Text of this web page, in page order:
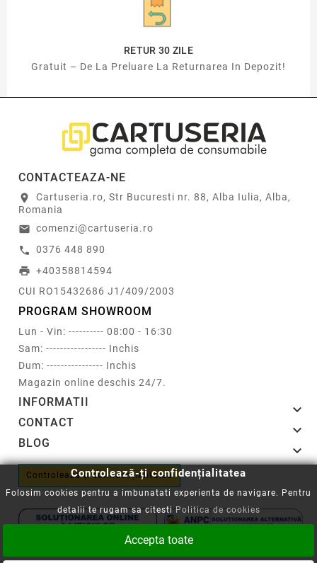
RETUR 30 ZILE
Gratuit – De La Preluare La Returnarea In Depozit!
CONTACTEAZA-NE
location_on
Cartuseria.ro, Str Bucuresti nr. 88, Alba Iulia, Alba,
Romania
email comenzi@cartuseria.ro
call 0376 448 890
print +40358814594
CUI RO15432686 J1/409/2003
PROGRAM SHOWROOM
Lun - Vin: ---------- 08:00 - 16:30
Sam: ----------------- Inchis
Dum: ---------------- Inchis
Magazin online deschis 24/7.
INFORMATII 
CONTACT 
BLOG 
Controlează-ți confidențialitatea
Controlează-ți confidențialitatea
Folosim cookies pentru a imbunatati experienta de navigare. Pentru
detalii te rugam sa citestiPolitica de cookies
Accepta toate